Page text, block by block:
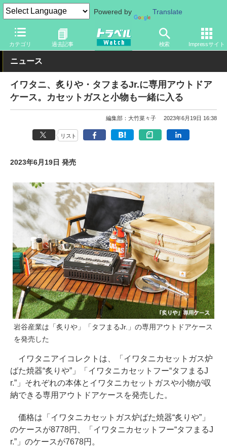
Powered by Translate
カテゴリ 過去記事 検索 Impressサイト
トラベル Watch 旅のアイテム 旅行グッズ アウトドア用品
ニュース
イワタニ、炙りや・タフまるJr.に専用アウトドア
ケース。カセットガスと小物も一緒に入る
編集部：大竹菜々子 2023年6月19日 16:38
リスト
2023年6月19日 発売
岩谷産業は「炙りや」「タフまるJr.」の専用アウトドアケース
を発売した
イワタニアイコレクトは、「イワタニカセットガス炉
ばた焼器“炙りや”」「イワタニカセットフー“タフまるJ
r.”」それぞれの本体とイワタニカセットガスや小物が収
納できる専用アウトドアケースを発売した。
価格は「イワタニカセットガス炉ばた焼器“炙りや”」
のケースが8778円、「イワタニカセットフー“タフまるJ
r.”」のケースが7678円。